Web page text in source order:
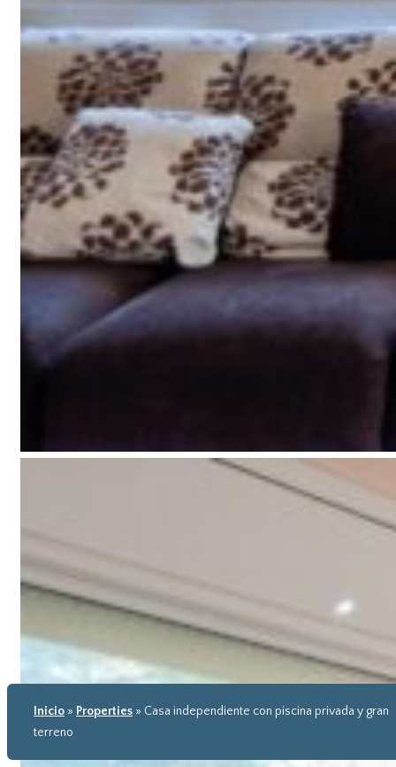
Inicio » Properties » Casa independiente con piscina privada y gran
terreno